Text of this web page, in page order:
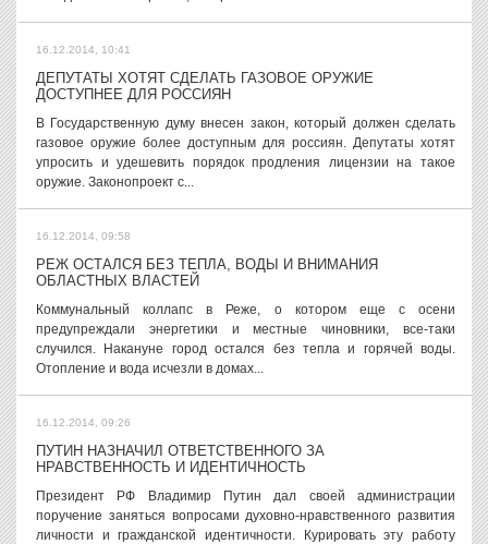
16.12.2014, 10:41
ДЕПУТАТЫ ХОТЯТ СДЕЛАТЬ ГАЗОВОЕ ОРУЖИЕ
ДОСТУПНЕЕ ДЛЯ РОССИЯН
В Государственную думу внесен закон, который должен сделать
газовое оружие более доступным для россиян. Депутаты хотят
упросить и удешевить порядок продления лицензии на такое
оружие. Законопроект с...
16.12.2014, 09:58
РЕЖ ОСТАЛСЯ БЕЗ ТЕПЛА, ВОДЫ И ВНИМАНИЯ
ОБЛАСТНЫХ ВЛАСТЕЙ
Коммунальный коллапс в Реже, о котором еще с осени
предупреждали энергетики и местные чиновники, все-таки
случился. Накануне город остался без тепла и горячей воды.
Отопление и вода исчезли в домах...
16.12.2014, 09:26
ПУТИН НАЗНАЧИЛ ОТВЕТСТВЕННОГО ЗА
НРАВСТВЕННОСТЬ И ИДЕНТИЧНОСТЬ
Президент РФ Владимир Путин дал своей администрации
поручение заняться вопросами духовно-нравственного развития
личности и гражданской идентичности. Курировать эту работу